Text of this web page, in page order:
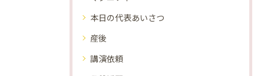
本日の代表あいさつ
産後
講演依頼